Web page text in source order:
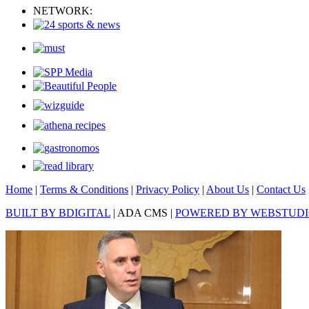
NETWORK:
Home | Terms & Conditions | Privacy Policy | About Us | Contact Us
BUILT BY BDIGITAL | ADA CMS | POWERED BY